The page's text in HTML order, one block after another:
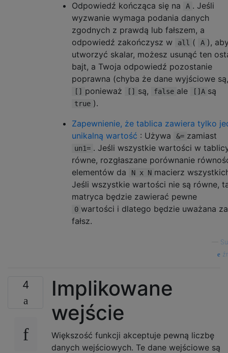
Odpowiedź kończąca się na
A . Jeśli
wyzwanie wymaga podania danych
zgodnych z prawdą lub fałszem, a
odpowiedź zakończysz w
all ( A ),
utworzyć skalar, możesz usunąć ten
bajt, a Twoja odpowiedź pozostanie
poprawna (chyba że dane wyjściowe są,
[] ponieważ [] są, false ale []A są
true ).
Zapewnienie, że tablica zawiera tylko
unikalną wartość : Używa &= zamiast
un1= . Jeśli wszystkie wartości w
równe, rozgłaszane porównanie
elementów da
N x N macierz
Jeśli wszystkie wartości nie są równe,
matryca będzie zawierać pewne
0 wartości i dlatego będzie uważana za
fałsz.
4
Implikowane
wejście
Większość funkcji akceptuje pewną liczbę
danych wejściowych. Te dane wejściowe są